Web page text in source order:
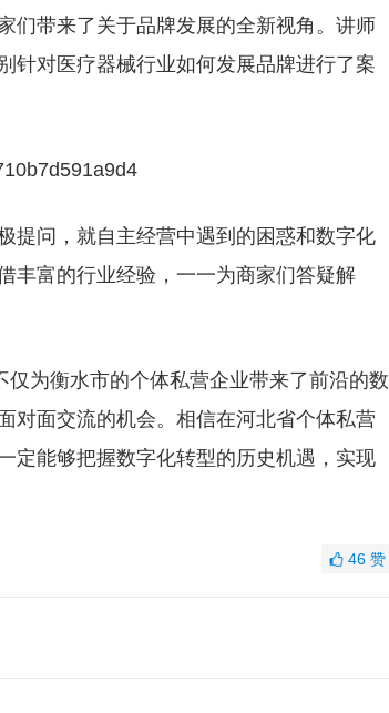
们带来了关于品牌发展的全新视角。讲师
针对医疗器械行业如何发展品牌进行了案
提问，就自主经营中遇到的困惑和数字化
丰富的行业经验，一一为商家们答疑解
仅为衡水市的个体私营企业带来了前沿的数
对面交流的机会。相信在河北省个体私营
定能够把握数字化转型的历史机遇，实现
46 赞